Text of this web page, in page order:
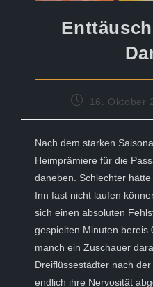
Beitrag16. Oktober
Nach dem starken
Heimprämiere für die
daneben. Schlechter
Inn fast nicht laufen
sich einen absoluten
gespielten Minuten bereis
manch ein Zuschauer
Dreiflüssestädter nach
endlich ihre Nervosität